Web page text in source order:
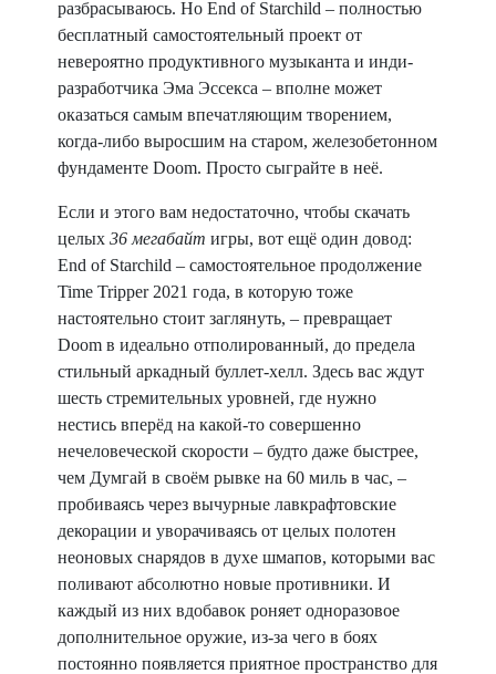
разбрасываюсь. Но End of Starchild – полностью
бесплатный самостоятельный проект от
невероятно продуктивного музыканта и инди-
разработчика Эма Эссекса – вполне может
оказаться самым впечатляющим творением,
когда-либо выросшим на старом, железобетонном
фундаменте Doom. Просто сыграйте в неё.
Если и этого вам недостаточно, чтобы скачать
целых 36 мегабайт игры, вот ещё один довод:
End of Starchild – самостоятельное продолжение
Time Tripper 2021 года, в которую тоже
настоятельно стоит заглянуть, – превращает
Doom в идеально отполированный, до предела
стильный аркадный буллет-хелл. Здесь вас ждут
шесть стремительных уровней, где нужно
нестись вперёд на какой-то совершенно
нечеловеческой скорости – будто даже быстрее,
чем Думгай в своём рывке на 60 миль в час, –
пробиваясь через вычурные лавкрафтовские
декорации и уворачиваясь от целых полотен
неоновых снарядов в духе шмапов, которыми вас
поливают абсолютно новые противники. И
каждый из них вдобавок роняет одноразовое
дополнительное оружие, из-за чего в боях
постоянно появляется приятное пространство для